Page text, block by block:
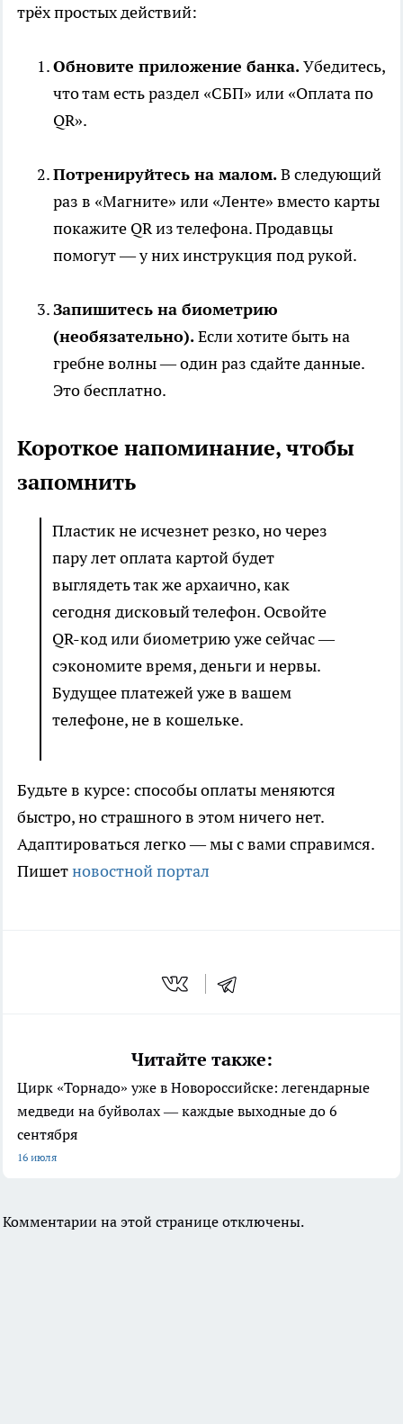
трёх простых действий:
Обновите приложение банка.Убедитесь,
что там есть раздел «СБП» или «Оплата по
QR».
Потренируйтесь на малом.В следующий
раз в «Магните» или «Ленте» вместо карты
покажите QR из телефона. Продавцы
помогут — у них инструкция под рукой.
Запишитесь на биометрию
(необязательно).Если хотите быть на
гребне волны — один раз сдайте данные.
Это бесплатно.
Короткое напоминание, чтобы
запомнить
Пластик не исчезнет резко, но через
пару лет оплата картой будет
выглядеть так же архаично, как
сегодня дисковый телефон. Освойте
QR-код или биометрию уже сейчас —
сэкономите время, деньги и нервы.
Будущее платежей уже в вашем
телефоне, не в кошельке.
Будьте в курсе: способы оплаты меняются
быстро, но страшного в этом ничего нет.
Адаптироваться легко — мы с вами справимся.
Пишетновостной портал
Читайте также:
Цирк «Торнадо» уже в Новороссийске: легендарные
медведи на буйволах — каждые выходные до 6
сентября
16 июля
Комментарии на этой странице отключены.